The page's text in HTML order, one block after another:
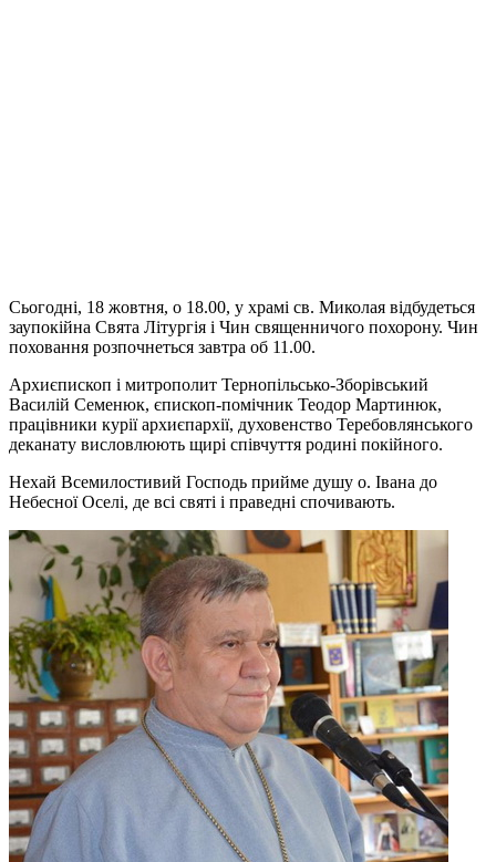
Сьогодні, 18 жовтня, о 18.00, у храмі св. Миколая відбудеться
заупокійна Свята Літургія і Чин священничого похорону. Чин
поховання розпочнеться завтра об 11.00.
Архиєпископ і митрополит Тернопільсько-Зборівський
Василій Семенюк, єпископ-помічник Теодор Мартинюк,
працівники курії архиєпархії, духовенство Теребовлянського
деканату висловлюють щирі співчуття родині покійного.
Нехай Всемилостивий Господь прийме душу о. Івана до
Небесної Оселі, де всі святі і праведні спочивають.